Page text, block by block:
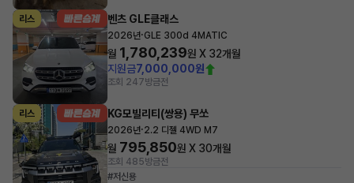
리스 벤츠 GLE클래스
2026년·GLE 300d 4MATIC
월 1,780,239원 X 32개월
지원금7,000,000원
조회 247방금전
리스 KG모빌리티(쌍용) 무쏘
2026년·2.2 디젤 4WD M7
월 795,850원 X 30개월
조회 485방금전
#저신용